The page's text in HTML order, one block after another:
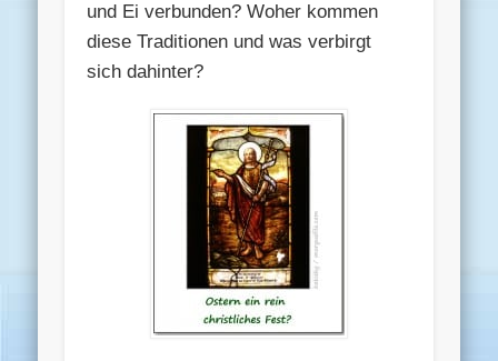
und Ei verbunden? Woher kommen
diese Traditionen und was verbirgt
sich dahinter?